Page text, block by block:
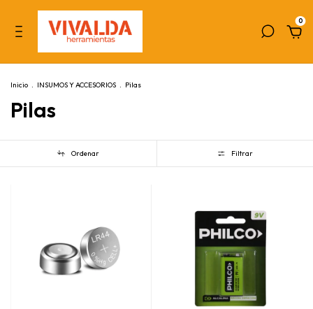
0
Inicio . INSUMOS Y ACCESORIOS . Pilas
Pilas
Ordenar Filtrar